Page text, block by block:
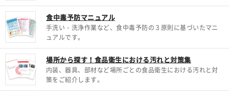
食中毒予防マニュアル
手洗い・洗浄作業など、食中毒予防の３原則に基づいたマニ
ュアルです。
場所から探す！食品衛生における汚れと対策集
内装、器具、部材など場所ごとの食品衛生における汚れと対
策をご紹介します。